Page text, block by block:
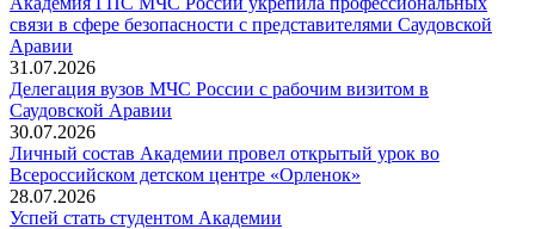
связи в сфере безопасности с представителями Саудовской
Аравии
31.07.2026
Делегация вузов МЧС России с рабочим визитом в
Саудовской Аравии
30.07.2026
Личный состав Академии провел открытый урок во
Всероссийском детском центре «Орленок»
28.07.2026
️Успей стать студентом Академии